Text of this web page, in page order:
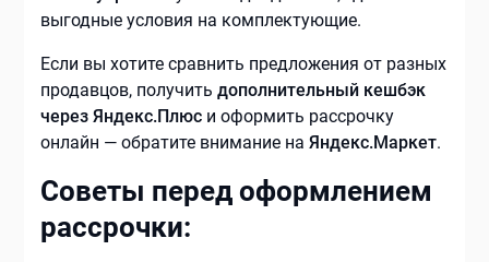
выгодные условия на комплектующие.
Если вы хотите сравнить предложения от разных
продавцов, получитьдополнительный кешбэк
через Яндекс.Плюс и оформить рассрочку
онлайн — обратите внимание наЯндекс.Маркет.
Советы перед оформлением
рассрочки: